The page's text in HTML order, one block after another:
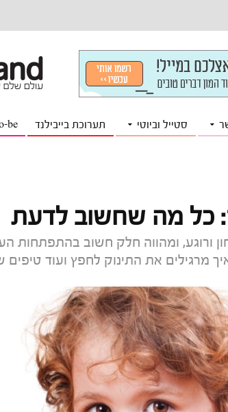
סטייל וביוטי תערוכת בייבילנד be
כל מה שחשוב לדעת
ורוגע, ומהווה חלק חשוב בהתפתחות
מרגילים את התינוק לחפץ ועוד